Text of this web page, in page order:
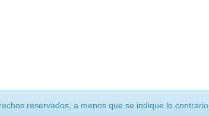
reservados, a menos que se indique lo contrario.